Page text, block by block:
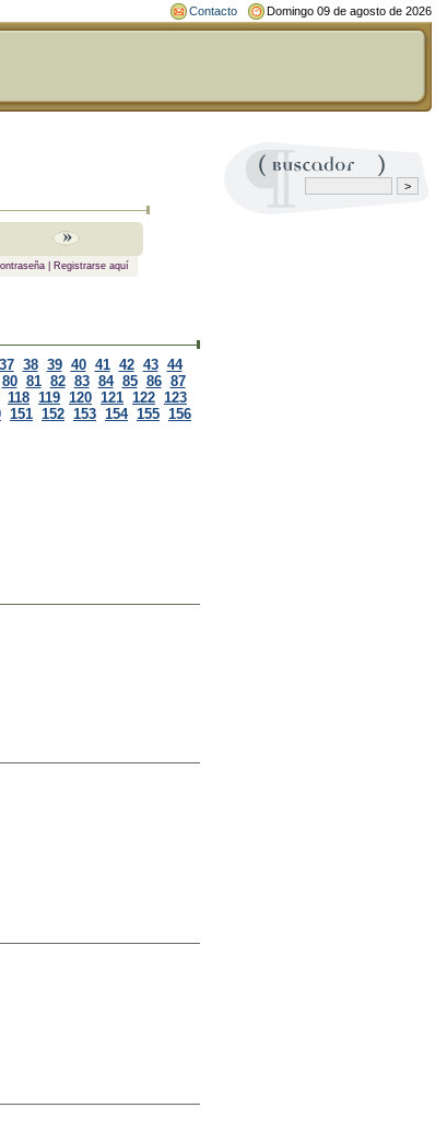
Contacto Domingo 09 de agosto de 2026
| Registrarse aquí
37 38 39 40 41 42 43 44
80 81 82 83 84 85 86 87
118 119 120 121 122 123
151 152 153 154 155 156